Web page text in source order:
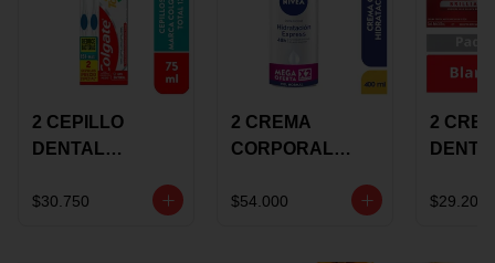
2 CEPILLO
DENTAL
+CREMA
$30.750
2 CREMA
CORPORAL
EXPRESS
$54.000
2
$29.200